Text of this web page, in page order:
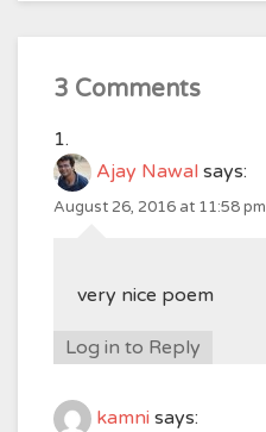
3 Comments
Ajay Nawal says:
August 26, 2016 at 11:58 pm
very nice poem
Log in to Reply
kamni says: